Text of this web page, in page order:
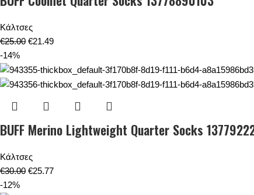
Κάλτσες
€25.00 €21.49
-14%
BUFF Merino Lightweight Quarter Socks
Κάλτσες
€30.00 €25.77
-12%